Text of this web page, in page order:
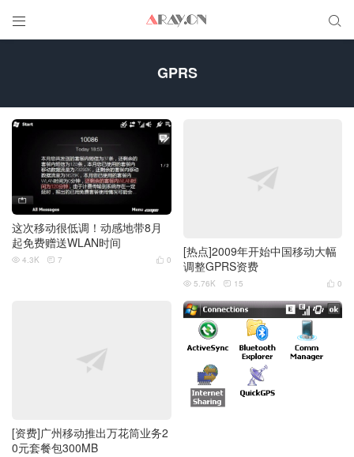
 
GPRS
这次移动很低调！动感地带8月
起免费赠送WLAN时间
 0
 4.3K  7
[热点]2009年开始中国移动大幅
调整GPRS资费
 0
 5.76K  15
[资费]广州移动推出万花筒业务2
0元套餐包300MB